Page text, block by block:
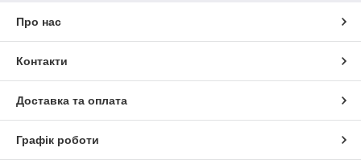
Про нас
Контакти
Доставка та оплата
Графік роботи